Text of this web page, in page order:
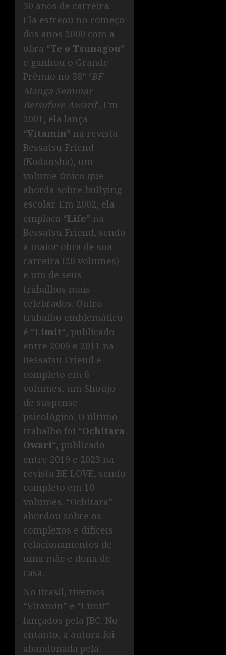
30 anos de carreira.
Ela estreou no começo
dos anos 2000 com a
obra “Te o Tsunagou”
e ganhou o Grande
Prêmio no 38º ‘BF
Manga Seminar
Betsufure Award‘. Em
2001, ela lança
“Vitamin” na revista
Bessatsu Friend
(Kodansha), um
volume único que
aborda sobre bullying
escolar. Em 2002, ela
emplaca “Life” na
Bessatsu Friend, sendo
a maior obra de sua
carreira (20 volumes)
e um de seus
trabalhos mais
celebrados. Outro
trabalho emblemático
é “Limit“, publicado
entre 2009 e 2011 na
Bessatsu Friend e
completo em 6
volumes, um Shoujo
de suspense
psicológico. O último
trabalho foi “Ochitara
Owari“, publicado
entre 2019 e 2023 na
revista BE LOVE, sendo
completo em 10
volumes. “Ochitara”
abordou sobre os
complexos e difíceis
relacionamentos de
uma mãe e dona de
casa.
No Brasil, tivemos
“Vitamin” e “Limit”
lançados pela JBC. No
entanto, a autora foi
abandonada pela